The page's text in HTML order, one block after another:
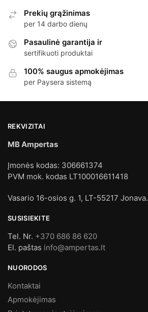
Prekių grąžinimas
per 14 darbo dienų
Pasaulinė garantija ir
sertifikuoti produktai
100% saugus apmokėjimas
per Paysera sistemą
REKVIZITAI
MB Ampertas
Įmonės kodas: 306661374
PVM mok. kodas LT100016611418
Vasario 16-osios g. 1, LT-55217 Jonava.
SUSISIEKITE
Tel. Nr. +370 686 86 620
El. paštas info@ampertas.lt
NUORODOS
Kontaktai
Apmokėjimas